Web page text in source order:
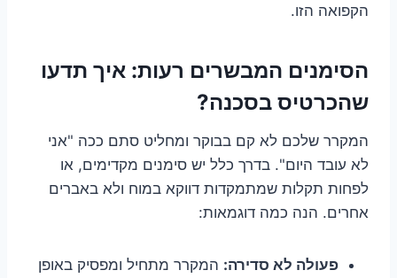
הקפואה הזו.
הסימנים המבשרים רעות: איך תדעו
שהכרטיס בסכנה?
המקרר שלכם לא קם בבוקר ומחליט סתם ככה "אני
לא עובד היום". בדרך כלל יש סימנים מקדימים, או
לפחות תקלות שמתמקדות דווקא במוח ולא באברים
אחרים. הנה כמה דוגמאות:
פעולה לא סדירה: המקרר מתחיל ומפסיק באופן